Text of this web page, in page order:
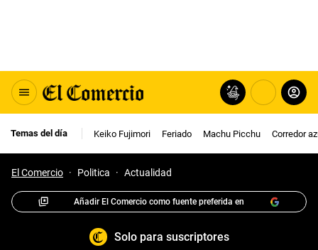
Temas del día Keiko Fujimori Feriado Machu Picchu Corredor
El Comercio · Politica · Actualidad
Añadir El Comercio como fuente preferida en
Solo para suscriptores